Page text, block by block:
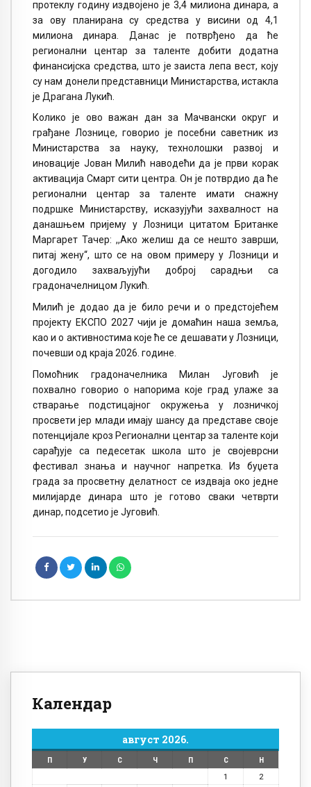
протеклу годину издвојено је 3,4 милиона динара, а
за ову планирана су средства у висини од 4,1
милиона динара. Данас је потврђено да ће
регионални центар за таленте добити додатна
финансијска средства, што је заиста лепа вест, коју
су нам донели представници Министарства, истакла
је Драгана Лукић.
Колико је ово важан дан за Мачвански округ и
грађане Лознице, говорио је посебни саветник из
Министарства за науку, технолошки развој и
иновације Јован Милић наводећи да је први корак
активација Смарт сити центра. Он је потврдио да ће
регионални центар за таленте имати снажну
подршке Министарству, исказујући захвалност на
данашњем пријему у Лозници цитатом Британке
Маргарет Тачер: ,,Ако желиш да се нешто заврши,
питај жену“, што се на овом примеру у Лозници и
догодило захваљујући доброј сарадњи са
градоначелницом Лукић.
Милић је додао да је било речи и о предстојећем
пројекту ЕКСПО 2027 чији је домаћин наша земља,
као и о активностима које ће се дешавати у Лозници,
почевши од краја 2026. године.
Помоћник градоначелника Милан Југовић је
похвално говорио о напорима које град улаже за
стварање подстицајног окружења у лозничкој
просвети јер млади имају шансу да представе своје
потенцијале кроз Регионални центар за таленте који
сарађује са педесетак школа што је својеврсни
фестивал знања и научног напретка. Из буџета
града за просветну делатност се издваја око једне
милијарде динара што је готово сваки четврти
динар, подсетио је Југовић.
Календар
август 2026.
П У С Ч П С
Н
1
2